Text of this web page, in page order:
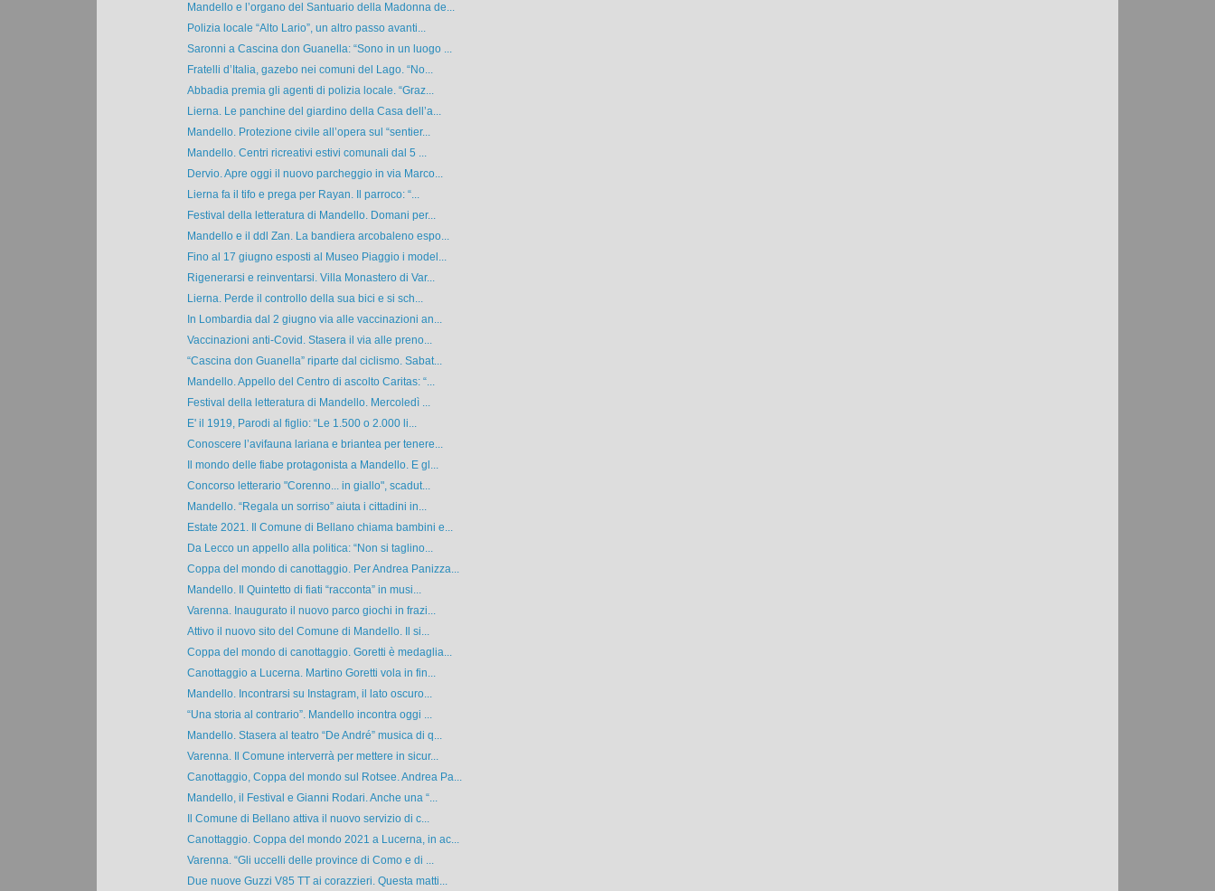
Mandello e l’organo del Santuario della Madonna de...
Polizia locale “Alto Lario”, un altro passo avanti...
Saronni a Cascina don Guanella: “Sono in un luogo ...
Fratelli d’Italia, gazebo nei comuni del Lago. “No...
Abbadia premia gli agenti di polizia locale. “Graz...
Lierna. Le panchine del giardino della Casa dell’a...
Mandello. Protezione civile all’opera sul “sentier...
Mandello. Centri ricreativi estivi comunali dal 5 ...
Dervio. Apre oggi il nuovo parcheggio in via Marco...
Lierna fa il tifo e prega per Rayan. Il parroco: “...
Festival della letteratura di Mandello. Domani per...
Mandello e il ddl Zan. La bandiera arcobaleno espo...
Fino al 17 giugno esposti al Museo Piaggio i model...
Rigenerarsi e reinventarsi. Villa Monastero di Var...
Lierna. Perde il controllo della sua bici e si sch...
In Lombardia dal 2 giugno via alle vaccinazioni an...
Vaccinazioni anti-Covid. Stasera il via alle preno...
“Cascina don Guanella” riparte dal ciclismo. Sabat...
Mandello. Appello del Centro di ascolto Caritas: “...
Festival della letteratura di Mandello. Mercoledì ...
E' il 1919, Parodi al figlio: “Le 1.500 o 2.000 li...
Conoscere l’avifauna lariana e briantea per tenere...
Il mondo delle fiabe protagonista a Mandello. E gl...
Concorso letterario "Corenno... in giallo", scadut...
Mandello. “Regala un sorriso” aiuta i cittadini in...
Estate 2021. Il Comune di Bellano chiama bambini e...
Da Lecco un appello alla politica: “Non si taglino...
Coppa del mondo di canottaggio. Per Andrea Panizza...
Mandello. Il Quintetto di fiati “racconta” in musi...
Varenna. Inaugurato il nuovo parco giochi in frazi...
Attivo il nuovo sito del Comune di Mandello. Il si...
Coppa del mondo di canottaggio. Goretti è medaglia...
Canottaggio a Lucerna. Martino Goretti vola in fin...
Mandello. Incontrarsi su Instagram, il lato oscuro...
“Una storia al contrario”. Mandello incontra oggi ...
Mandello. Stasera al teatro “De André” musica di q...
Varenna. Il Comune interverrà per mettere in sicur...
Canottaggio, Coppa del mondo sul Rotsee. Andrea Pa...
Mandello, il Festival e Gianni Rodari. Anche una “...
Il Comune di Bellano attiva il nuovo servizio di c...
Canottaggio. Coppa del mondo 2021 a Lucerna, in ac...
Varenna. “Gli uccelli delle province di Como e di ...
Due nuove Guzzi V85 TT ai corazzieri. Questa matti...